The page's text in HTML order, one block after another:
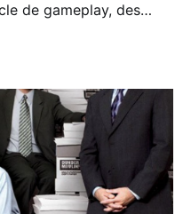
de gameplay, des
comme un hub vivant